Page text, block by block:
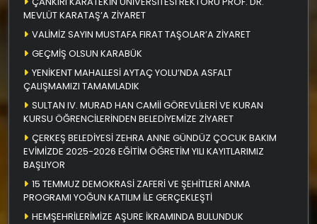
MEVLÜT KARATAŞ’A ZİYARET
VALİMİZ SAYIN MUSTAFA FIRAT TAŞOLAR’A ZİYARET
GEÇMİŞ OLSUN KARABÜK
YENİKENT MAHALLESİ AYTAÇ YOLU’NDA ASFALT
ÇALIŞMAMIZI TAMAMLADIK
SULTAN IV. MURAD HAN CAMİİ GÖREVLİLERİ VE KURAN
KURSU ÖĞRENCİLERİNDEN BELEDİYEMİZE ZİYARET
ÇERKEŞ BELEDİYESİ ZEHRA ANNE GÜNDÜZ ÇOCUK BAKIM
EVİMİZDE 2025-2026 EĞİTİM ÖĞRETİM YILI KAYITLARIMIZ
BAŞLIYOR
15 TEMMUZ DEMOKRASİ ZAFERİ VE ŞEHİTLERİ ANMA
PROGRAMI YOĞUN KATILIM İLE GERÇEKLEŞTİ
HEMŞEHRİLERİMİZE AŞURE İKRAMINDA BULUNDUK